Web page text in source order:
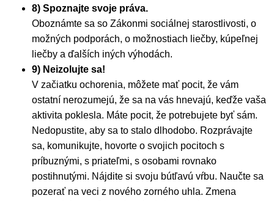
8) Spoznajte svoje práva.
Oboznámte sa so Zákonmi sociálnej starostlivosti, o
možných podporách, o možnostiach liečby, kúpeľnej
liečby a ďalších iných výhodách.
9) Neizolujte sa!
V začiatku ochorenia, môžete mať pocit, že vám
ostatní nerozumejú, že sa na vás hnevajú, keďže vaša
aktivita poklesla. Máte pocit, že potrebujete byť sám.
Nedopustite, aby sa to stalo dlhodobo. Rozprávajte
sa, komunikujte, hovorte o svojich pocitoch s
príbuznými, s priateľmi, s osobami rovnako
postihnutými. Nájdite si svoju bútľavú vŕbu. Naučte sa
pozerať na veci z nového zorného uhla. Zmena